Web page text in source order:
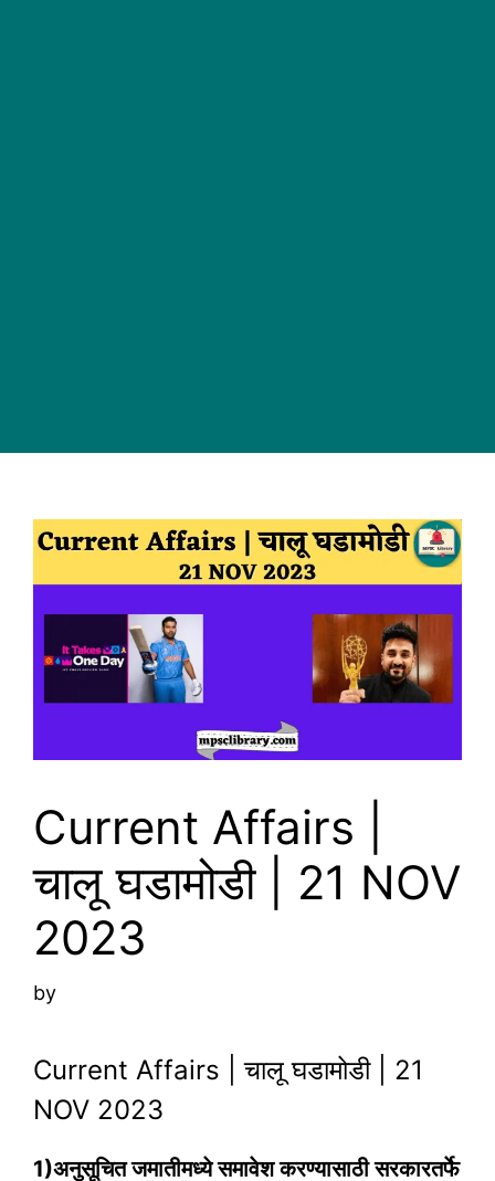
Current Affairs |
चालू घडामोडी | 21 NOV
2023
by
Current Affairs | चालू घडामोडी | 21
NOV 2023
1)अनुसूचित जमातीमध्ये समावेश करण्यासाठी सरकारतर्फे